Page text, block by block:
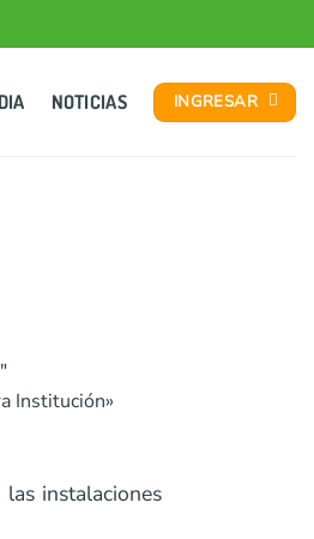
NOTICIAS INGRESAR
Institución»
instalaciones